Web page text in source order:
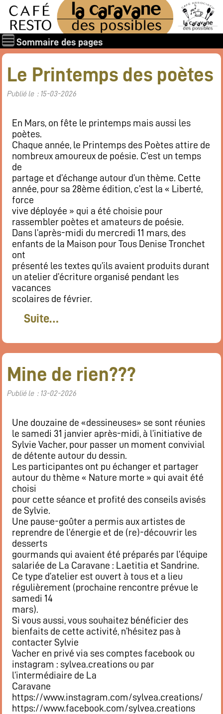
Sommaire des pages
Qui sommes-nous ?
Les associations
Rapports et documents
Les valeurs de la Caravane des Possibles
Nos amis
Nos soutiens
Boire et manger
Carte : boissons, restaurant
Restaurant
Notre cuisine
Où / Contact
Venez nous voir
Nous écrire
Participez !
S’inscrire
Prochains événements par catégories
Tous les évènements par dates
Agenda de la semaine (nouvel onglet)
Mentions légales
Flux RSS articles
Flux RSS événements
Rapports et documents
Le Printemps des poètes
Publié le : 15-03-2026
En Mars, on fête le printemps mais aussi les
poètes.
Chaque année, le Printemps des Poètes attire de
nombreux amoureux de poésie. C’est un temps
de
partage et d’échange autour d’un thème. Cette
année, pour sa 28ème édition, c’est la « Liberté,
force
vive déployée » qui a été choisie pour
rassembler poètes et amateurs de poésie.
Dans l’après-midi du mercredi 11 mars, des
enfants de la Maison pour Tous Denise Tronchet
ont
présenté les textes qu’ils avaient produits durant
un atelier d’écriture organisé pendant les
vacances
scolaires de février.
Suite…
Mine de rien???
Publié le : 13-02-2026
Une douzaine de «dessineuses» se sont réunies
le samedi 31 janvier après-midi, à l’initiative de
Sylvie Vacher, pour passer un moment convivial
de détente autour du dessin.
Les participantes ont pu échanger et partager
autour du thème « Nature morte » qui avait été
choisi
pour cette séance et profité des conseils avisés
de Sylvie.
Une pause-goûter a permis aux artistes de
reprendre de l’énergie et de (re)-découvrir les
desserts
gourmands qui avaient été préparés par l’équipe
salariée de La Caravane : Laetitia et Sandrine.
Ce type d’atelier est ouvert à tous et a lieu
régulièrement (prochaine rencontre prévue le
samedi 14
mars).
Si vous aussi, vous souhaitez bénéficier des
bienfaits de cette activité, n’hésitez pas à
contacter Sylvie
Vacher en privé via ses comptes facebook ou
instagram : sylvea.creations ou par
l’intermédiaire de La
Caravane
https://www.instagram.com/sylvea.creations/
https://www.facebook.com/sylvea.creations